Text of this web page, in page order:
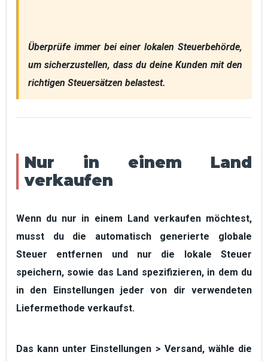
Überprüfe immer bei einer lokalen Steuerbehörde,
um sicherzustellen, dass du deine Kunden mit den
richtigen Steuersätzen belastest.
Nur in einem Land
verkaufen
Wenn du nur in einem Land verkaufen möchtest,
musst du die automatisch generierte globale
Steuer entfernen und nur die lokale Steuer
speichern, sowie das Land spezifizieren, in dem du
in den Einstellungen jeder von dir verwendeten
Liefermethode verkaufst.
Das kann unter Einstellungen > Versand, wähle die